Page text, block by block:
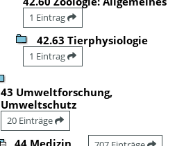
1 Eintrag
42.63 Tierphysiologie
1 Eintrag
43 Umweltforschung,
Umweltschutz
20 Einträge
44 Medizin